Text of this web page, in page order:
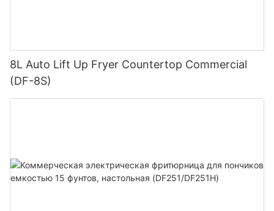
8L Auto Lift Up Fryer Countertop Commercial
(DF-8S)